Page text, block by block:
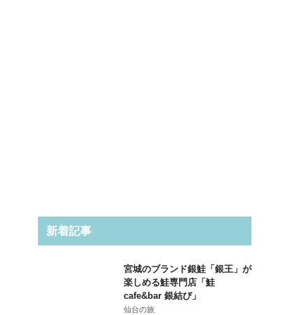
新着記事
宮城のブランド銀鮭「銀王」が
楽しめる鮭専門店「鮭
cafe&bar 銀結び」
仙台の旅